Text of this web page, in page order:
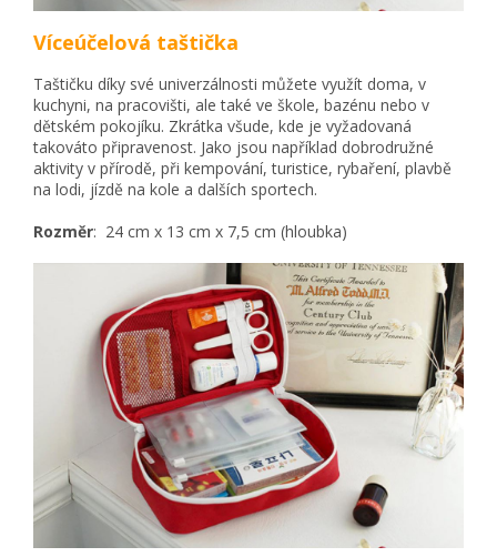
Víceúčelová taštička
Taštičku díky své univerzálnosti můžete využít doma, v
kuchyni, na pracovišti, ale také ve škole, bazénu nebo v
dětském pokojíku. Zkrátka všude, kde je vyžadovaná
takováto připravenost. Jako jsou například dobrodružné
aktivity v přírodě, při kempování, turistice, rybaření, plavbě
na lodi, jízdě na kole a dalších sportech.
Rozměr: 24 cm x 13 cm x 7,5 cm (hloubka)